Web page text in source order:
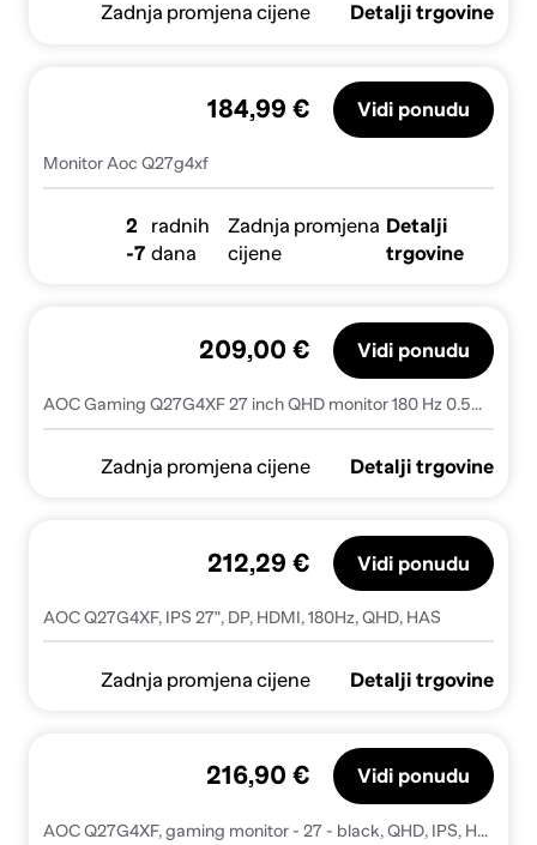
Zadnja promjena cijene Detalji trgovine
Monitor Aoc Q27g4xf
184,99 € Vidi ponudu
2
-7
radnih
dana
Zadnja promjena
cijene
Detalji
trgovine
AOC Gaming Q27G4XF 27 inch QHD monitor 180 Hz 0.5ms FreeSync Premium HDR10 (2560x1440 2x HDMI DisplayPort) black/gray
209,00 € Vidi ponudu
Zadnja promjena cijene Detalji trgovine
AOC Q27G4XF, IPS 27", DP, HDMI, 180Hz, QHD, HAS
212,29 € Vidi ponudu
Zadnja promjena cijene Detalji trgovine
AOC Q27G4XF, gaming monitor - 27 - black, QHD, IPS, HDR, Adaptive-Sync, Pivot, 180Hz panel
216,90 € Vidi ponudu